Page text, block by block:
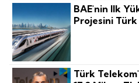
BAE'nin Ilk
Projesini Türk
Türk